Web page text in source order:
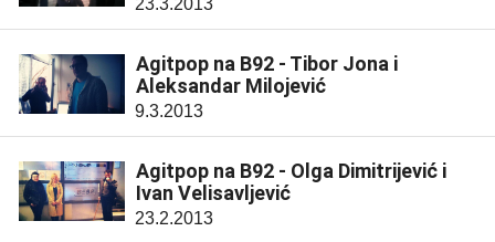
23.3.2013
Agitpop na B92 - Tibor Jona i
Aleksandar Milojević
9.3.2013
Agitpop na B92 - Olga Dimitrijević i
Ivan Velisavljević
23.2.2013